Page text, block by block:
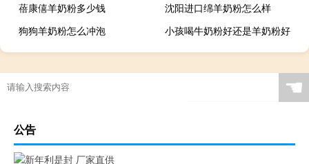
蓓康僖羊奶粉多少钱
沈阳进口绵羊奶粉怎么样
狗狗羊奶粉怎么冲泡
小孩喝牛奶粉好还是羊奶粉好
☚
公告